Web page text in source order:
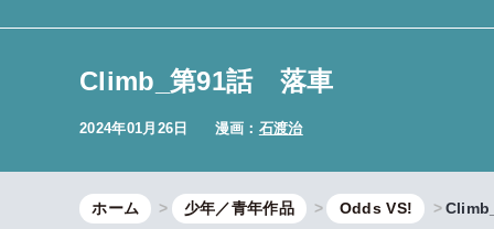
Climb_第91話 落車
2024年01月26日 漫画： 石渡治
ホーム 少年／青年作品 Odds VS!